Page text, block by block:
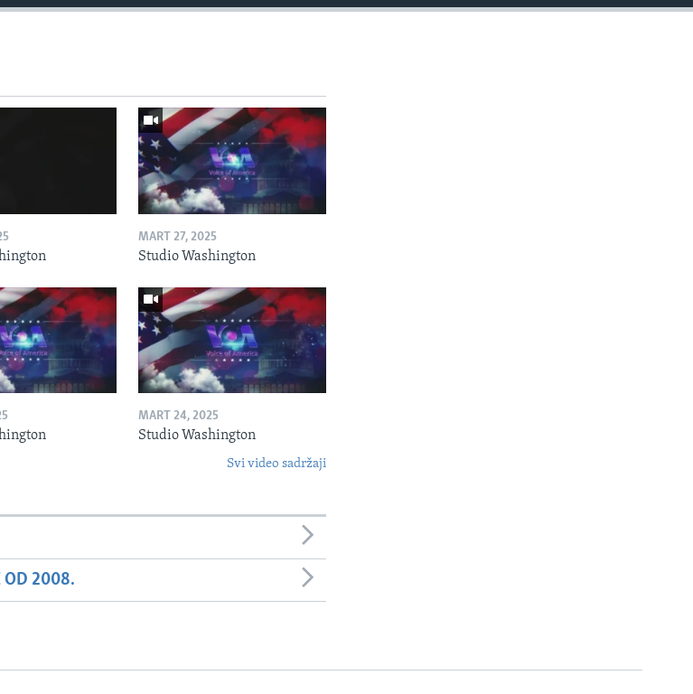
MART 27, 2025
Studio Washington
MART 24, 2025
Studio Washington
Svi video sadržaji
OD 2008.